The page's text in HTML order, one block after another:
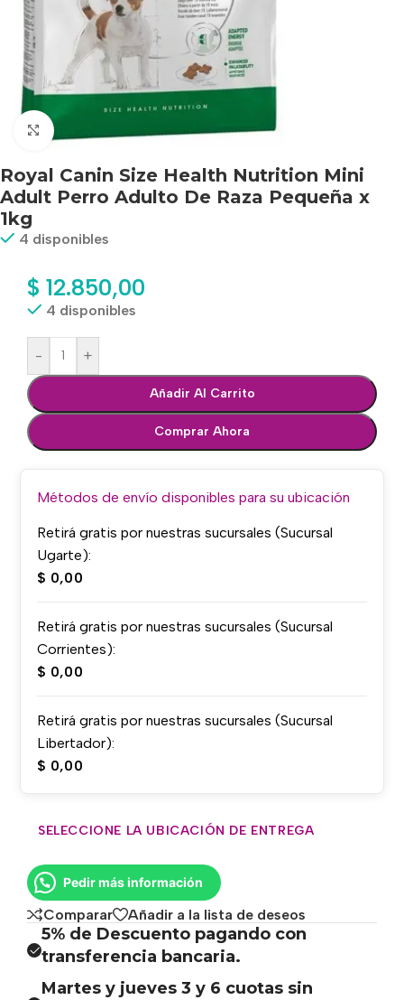
Haga clic para ampliar
Royal Canin Size Health Nutrition Mini
Adult Perro Adulto De Raza Pequeña x
1kg
4 disponibles
$ 12.850,00
4 disponibles
- +
Añadir Al Carrito
Comprar Ahora
Métodos de envío disponibles para su ubicación
Retirá gratis por nuestras sucursales (Sucursal
Ugarte):
$ 0,00
Retirá gratis por nuestras sucursales (Sucursal
Corrientes):
$ 0,00
Retirá gratis por nuestras sucursales (Sucursal
Libertador):
$ 0,00
SELECCIONE LA UBICACIÓN DE ENTREGA
Pedir más información
Comparar Añadir a la lista de deseos
5% de Descuento pagando con
transferencia bancaria.
Martes y jueves 3 y 6 cuotas sin